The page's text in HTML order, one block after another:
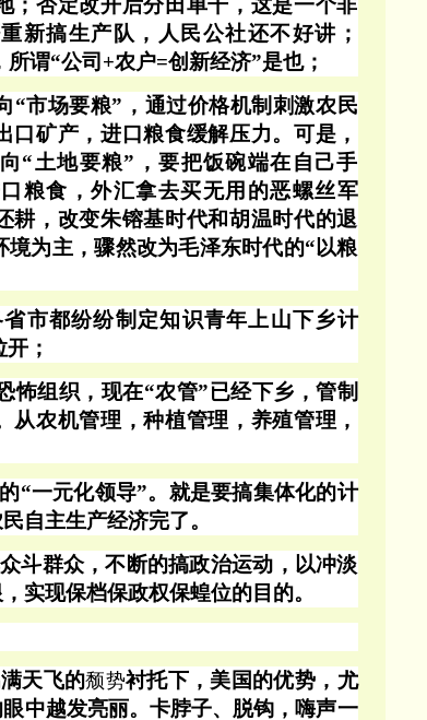
；否定改开后分田单干，这是一个非
新搞生产队，人民公社还不好讲；
谓“公司+农户=创新经济”是也；
“市场要粮”，通过价格机制刺激农民
口矿产，进口粮食缓解压力。可是，
“土地要粮”，要把饭碗端在自己手
粮食，外汇拿去买无用的恶螺丝军
耕，改变朱镕基时代和胡温时代的退
境为主，骤然改为毛泽东时代的“以粮
市都纷纷制定知识青年上山下乡计
；
怖组织，现在“农管”已经下乡，管制
从农机管理，种植管理，养殖管理，
“一元化领导”。就是要搞集体化的计
自主生产经济完了。
斗群众，不断的搞政治运动，以冲淡
实现保档保政权保蝗位的目的。
天飞的颓势衬托下，美国的优势，尤
中越发亮丽。卡脖子、脱钩，嗨声一